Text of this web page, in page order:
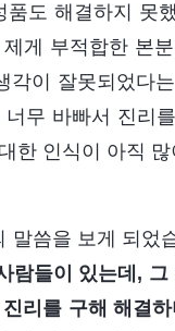
도 해결하지 못
게 부적합한 본
각이 잘못되었다
너무 바빠서 진
한 인식이 아직
말씀을 보게 되었
람들이 있는데,
리를 구해 해결